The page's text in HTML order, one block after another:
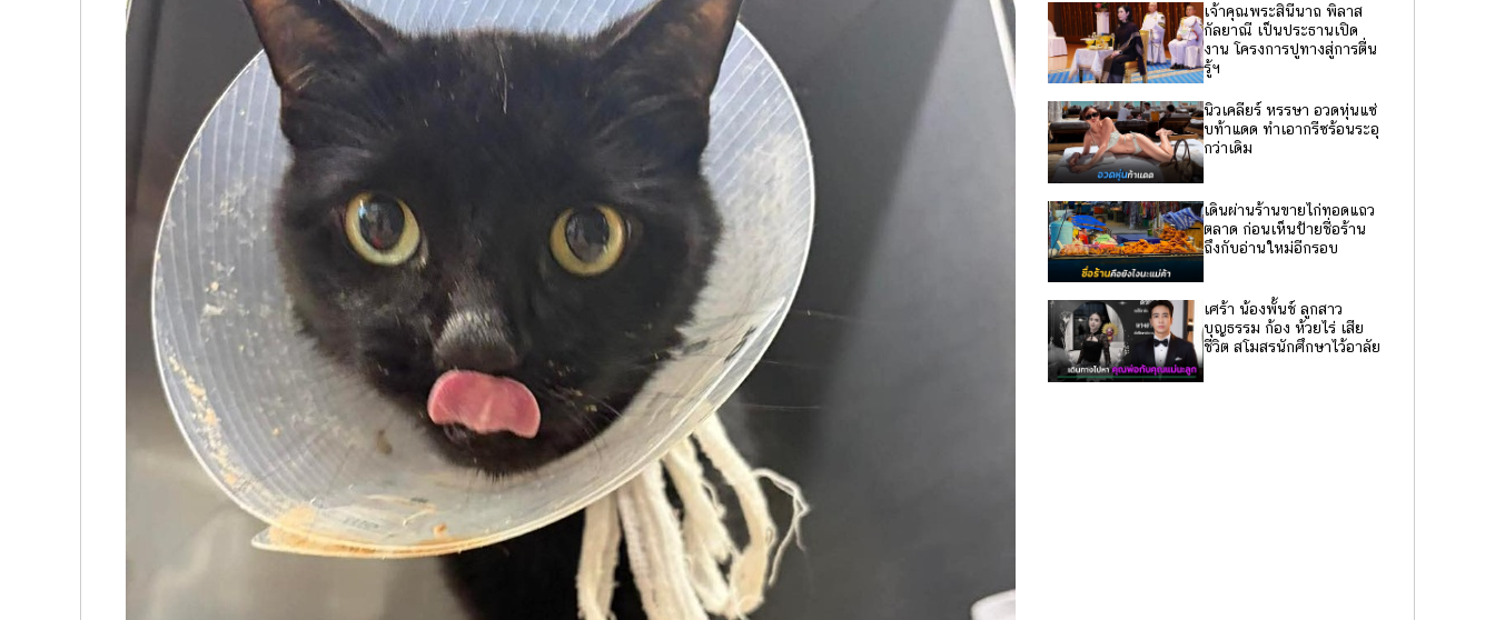
เจ้าคุณพระสินีนาถ พิลาส
กัลยาณี เป็นประธานเปิด
งาน โครงการปูทางสู่การตื่น
รู้ฯ
นิวเคลียร์ หรรษา อวดหุ่นแซ่
บท้าแดด ทำเอากรีซร้อนระอุ
กว่าเดิม
เดินผ่านร้านขายไก่ทอดแถว
ตลาด ก่อนเห็นป้ายชื่อร้าน
ถึงกับอ่านใหม่อีกรอบ
เศร้า น้องพั้นช์ ลูกสาว
บุญธรรม ก้อง ห้วยไร่ เสีย
ชีวิต สโมสรนักศึกษาไว้อาลัย